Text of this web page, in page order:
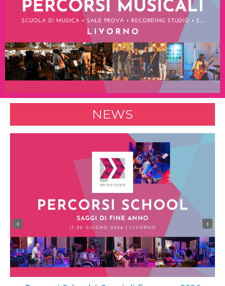
NEWS
‹ ›